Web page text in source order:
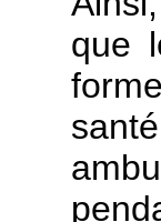
que